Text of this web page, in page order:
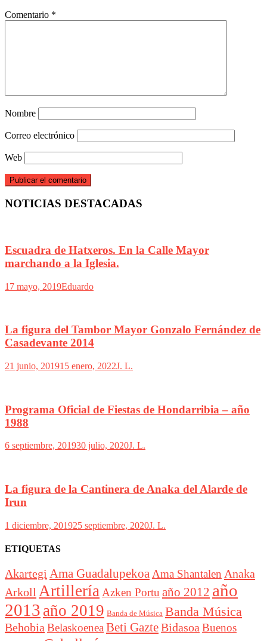
Comentario *
Nombre
Correo electrónico
Web
NOTICIAS DESTACADAS
Escuadra de Hatxeros. En la Calle Mayor
marchando a la Iglesia.
17 mayo, 2019Eduardo
La figura del Tambor Mayor Gonzalo Fernández de
Casadevante 2014
21 junio, 201915 enero, 2022J. L.
Programa Oficial de Fiestas de Hondarribia – año
1988
6 septiembre, 201930 julio, 2020J. L.
La figura de la Cantinera de Anaka del Alarde de
Irun
1 diciembre, 201925 septiembre, 2020J. L.
ETIQUETAS
Akartegi Ama GuadalupekoaAma Shantalen Anaka
Arkoll ArtilleríaAzken Portu año 2012 año
2013 año 2019 Banda de Música Banda Música
BehobiaBelaskoeneaBeti GazteBidasoaBuenos